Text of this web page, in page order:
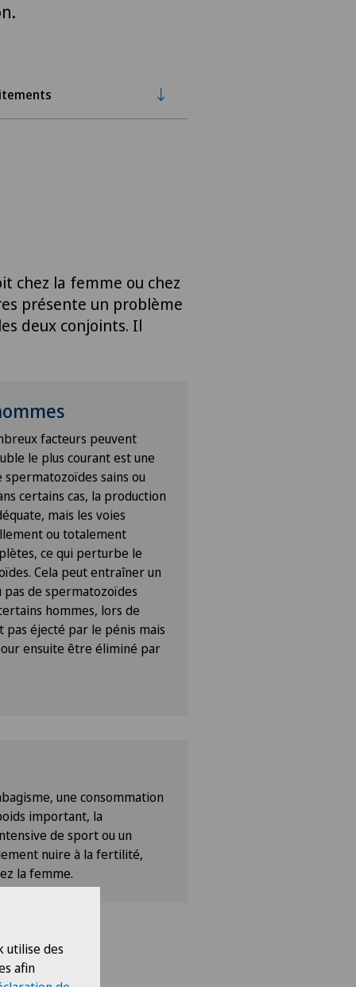
chez la femme ou chez
présente un problème
deux conjoints. Il
facteurs peuvent
le plus courant est une
sains ou
certains cas, la production
mais les voies
ou totalement
ce qui perturbe le
Cela peut entraîner un
de spermatozoïdes
hommes, lors de
pas éjecté par le pénis mais
ensuite être éliminé par
une consommation
important, la
de sport ou un
nuire à la fertilité,
la femme.
utilise des
afin